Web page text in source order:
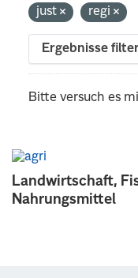
Landwirtschaft,
Nahrungsmittel
just
regi
Ergebnisse
Bitte versuch es